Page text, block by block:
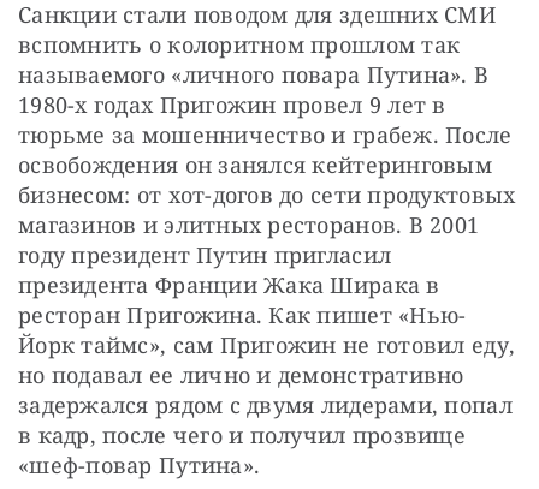
Санкции стали поводом для здешних СМИ
вспомнить о колоритном прошлом так
называемого «личного повара Путина». В
1980-х годах Пригожин провел 9 лет в
тюрьме за мошенничество и грабеж. После
освобождения он занялся кейтеринговым
бизнесом: от хот-догов до сети продуктовых
магазинов и элитных ресторанов. В 2001
году президент Путин пригласил
президента Франции Жака Ширака в
ресторан Пригожина. Как пишет «Нью-
Йорк таймс», сам Пригожин не готовил еду,
но подавал ее лично и демонстративно
задержался рядом с двумя лидерами, попал
в кадр, после чего и получил прозвище
«шеф-повар Путина».